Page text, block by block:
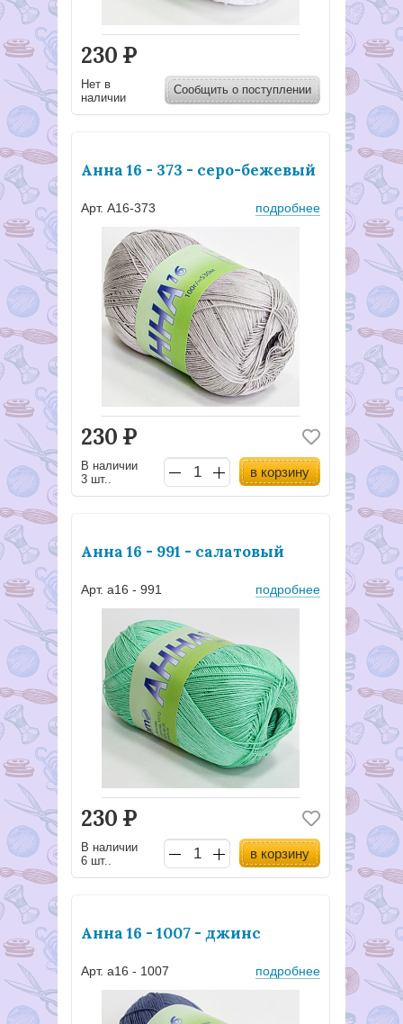
230 Р
Нет в
наличии
Сообщить о поступлении
Анна 16 - 373 - серо-бежевый
Арт. А16-373 подробнее
230 Р
В наличии
3 шт..
в корзину
Анна 16 - 991 - салатовый
Арт. а16 - 991 подробнее
230 Р
В наличии
6 шт..
в корзину
Анна 16 - 1007 - джинс
Арт. а16 - 1007 подробнее